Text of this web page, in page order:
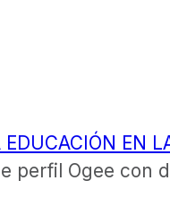
EDUCACIÓN EN
perfil Ogee con